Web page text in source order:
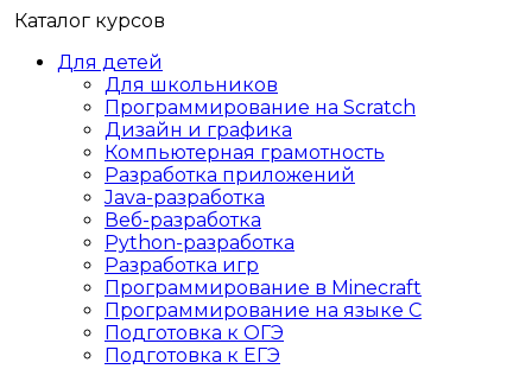
Каталог курсов
Для детей
Для школьников
Программирование на Scratch
Дизайн и графика
Компьютерная грамотность
Разработка приложений
Java-разработка
Веб-разработка
Python-разработка
Разработка игр
Программирование в Minecraft
Программирование на языке C
Подготовка к ОГЭ
Подготовка к ЕГЭ